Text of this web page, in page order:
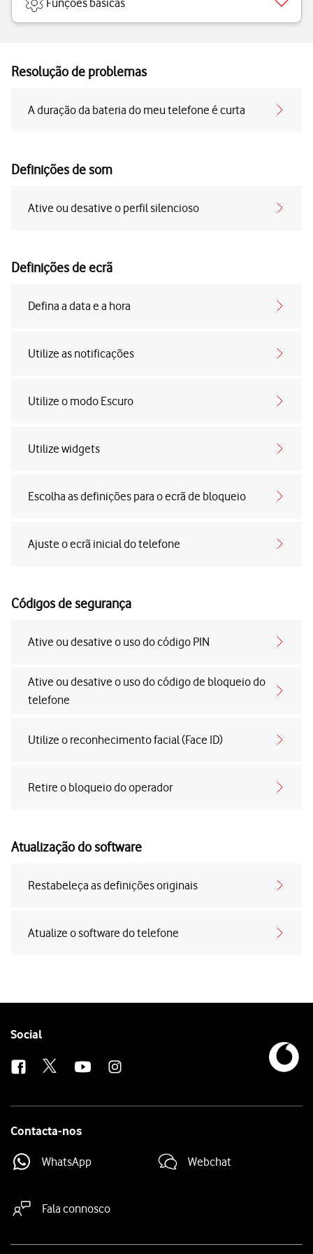
Funções básicas
Resolução de problemas
A duração da bateria do meu telefone é curta
Definições de som
Ative ou desative o perfil silencioso
Definições de ecrã
Defina a data e a hora
Utilize as notificações
Utilize o modo Escuro
Utilize widgets
Escolha as definições para o ecrã de bloqueio
Ajuste o ecrã inicial do telefone
Códigos de segurança
Ative ou desative o uso do código PIN
Ative ou desative o uso do código de bloqueio do
telefone
Utilize o reconhecimento facial (Face ID)
Retire o bloqueio do operador
Atualização do software
Restabeleça as definições originais
Atualize o software do telefone
Follow
Social
Contacta-nos
WhatsApp Webchat
Fala connosco